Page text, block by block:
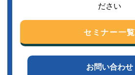
ださい
セミナー一覧
お問い合わせ